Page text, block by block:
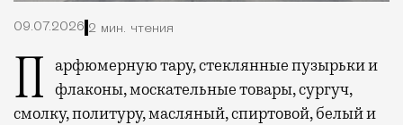
09.07.2026 2 мин. чтения
Парфюмерную тару, стеклянные пузырьки и флаконы, москательные товары, сургуч,
смолку, политуру, масляный, спиртовой, белый и